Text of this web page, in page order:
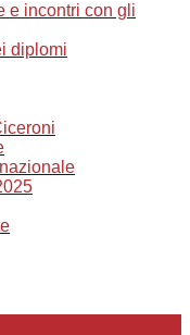
e incontri con gli
diplomi